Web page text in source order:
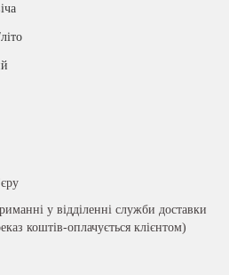
у відділенні служби доставки
коштів-оплачується клієнтом)